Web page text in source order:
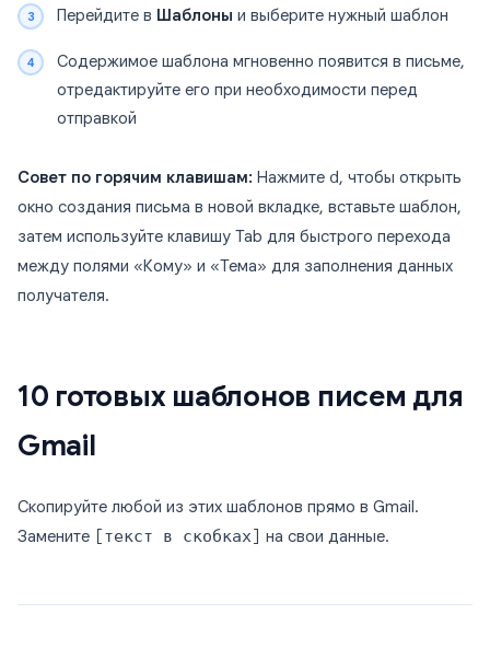
Перейдите в Шаблоны и выберите нужный шаблон
Содержимое шаблона мгновенно появится в письме,
отредактируйте его при необходимости перед
отправкой
Совет по горячим клавишам: Нажмите d, чтобы открыть
окно создания письма в новой вкладке, вставьте шаблон,
затем используйте клавишу Tab для быстрого перехода
между полями «Кому» и «Тема» для заполнения данных
получателя.
10 готовых шаблонов писем для
Gmail
Скопируйте любой из этих шаблонов прямо в Gmail.
Замените
[текст в скобках] на свои данные.